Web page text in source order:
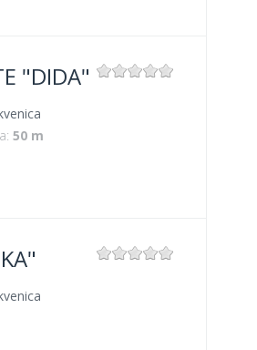
"DIDA"
50 m